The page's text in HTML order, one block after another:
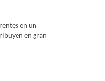
en un
en gran